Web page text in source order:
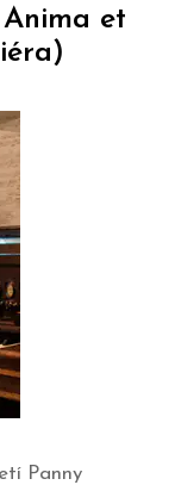
et
Panny